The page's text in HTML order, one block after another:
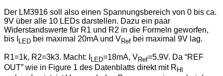
Der LM3916 soll also einen Spannungsbereich von 0 bis ca.
9V über alle 10 LEDs darstellen. Dazu ein paar
Widerstandswerte für R1 und R2 in die Formeln geworfen,
bis I
LED bei maximal 20mA und VRef bei maximal 9V lag.
R1=1k, R2=3k3. Macht: I LED=18mA, VRef=5,9V. Da “REF
OUT” wie in Figure 1 des Datenblatts direkt mit R HI